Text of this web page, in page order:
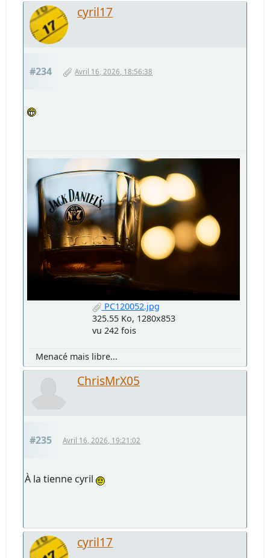
cyril17
#234 Avril 16, 2026, 18:56:38
PC120052.jpg
325.55 Ko, 1280x853
vu 242 fois
Menacé mais libre...
ChrisMrX05
#235 Avril 16, 2026, 19:21:02
À la tienne cyril
cyril17